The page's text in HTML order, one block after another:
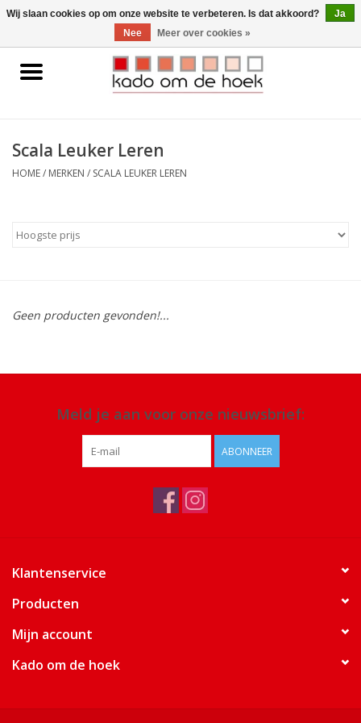
0 Artikelen - €0,00
Home
Gadgets
Scala Leuker Leren
HOME/ MERKEN / SCALA LEUKER LEREN
Geen producten gevonden!...
Meld je aan voor onze nieuwsbrief:
ABONNEER
Klantenservice
Producten
Mijn account
Kado om de hoek
Wij slaan cookies op om onze website te verbeteren. Is dat akkoord?
Ja
Nee
Meer over cookies »